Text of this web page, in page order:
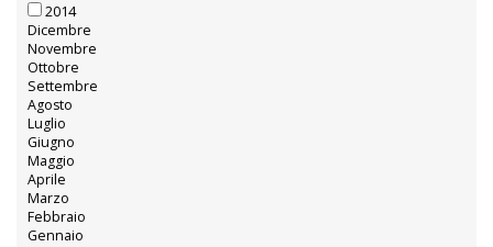
2014
Dicembre
Novembre
Ottobre
Settembre
Agosto
Luglio
Giugno
Maggio
Aprile
Marzo
Febbraio
Gennaio